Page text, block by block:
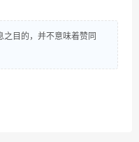
目的，并不意味着赞同